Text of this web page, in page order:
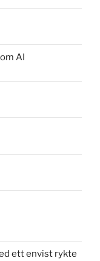
AI
ett envist rykte